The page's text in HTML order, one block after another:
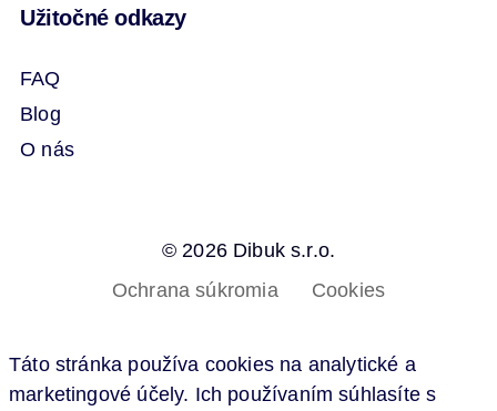
Užitočné odkazy
FAQ
Blog
O nás
© 2026 Dibuk s.r.o.
Ochrana súkromia
Cookies
Táto stránka používa cookies na analytické a
marketingové účely. Ich používaním súhlasíte s